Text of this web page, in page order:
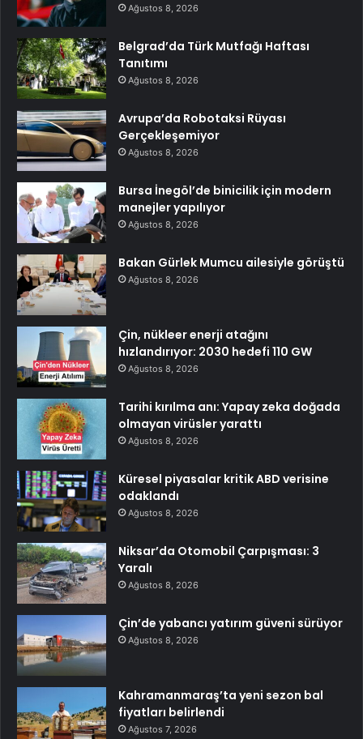
Ağustos 8, 2026
Belgrad’da Türk Mutfağı Haftası
Tanıtımı
Ağustos 8, 2026
Avrupa’da Robotaksi Rüyası
Gerçekleşemiyor
Ağustos 8, 2026
Bursa İnegöl’de binicilik için modern
manejler yapılıyor
Ağustos 8, 2026
Bakan Gürlek Mumcu ailesiyle görüştü
Ağustos 8, 2026
Çin, nükleer enerji atağını
hızlandırıyor: 2030 hedefi 110 GW
Ağustos 8, 2026
Tarihi kırılma anı: Yapay zeka doğada
olmayan virüsler yarattı
Ağustos 8, 2026
Küresel piyasalar kritik ABD verisine
odaklandı
Ağustos 8, 2026
Niksar’da Otomobil Çarpışması: 3
Yaralı
Ağustos 8, 2026
Çin’de yabancı yatırım güveni sürüyor
Ağustos 8, 2026
Kahramanmaraş’ta yeni sezon bal
fiyatları belirlendi
Ağustos 7, 2026